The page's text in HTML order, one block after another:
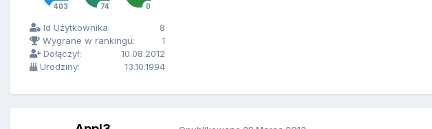
403 74 0
Id Użytkownika:
8
Wygrane w rankingu:
1
Dołączył:
10.08.2012
Urodziny:
13.10.1994